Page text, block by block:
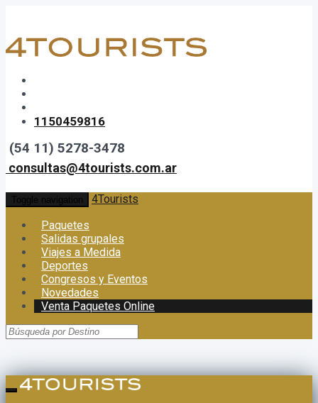
1150459816
(54 11) 5278-3478
consultas@4tourists.com.ar
Toggle navigation
4Tourists
Paquetes
Salidas grupales
Viajes a Medida
Deportes
Congresos y Eventos
Novedades
Venta Paquetes Online